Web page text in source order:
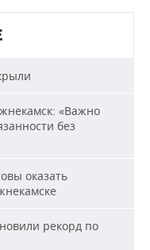
«Важно
без
оказать
рекорд по